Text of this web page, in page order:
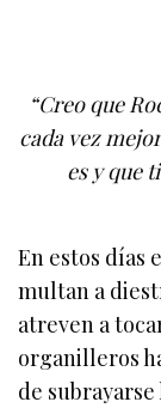
“Creo que
cada vez
es y que
En estos días
multan a
atreven a
organilleros
de